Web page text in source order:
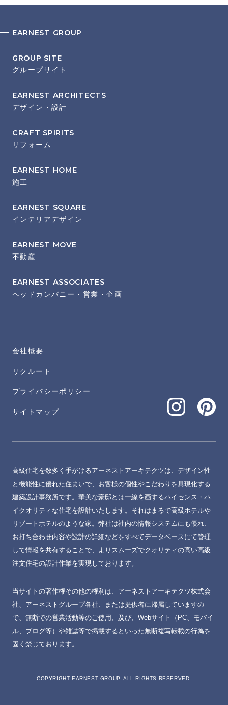
EARNEST GROUP
GROUP SITE
グループサイト
EARNEST ARCHITECTS
デザイン・設計
CRAFT SPIRITS
リフォーム
EARNEST HOME
施工
EARNEST SQUARE
インテリアデザイン
EARNEST MOVE
不動産
EARNEST ASSOCIATES
ヘッドカンパニー・営業・企画
会社概要
リクルート
プライバシーポリシー
サイトマップ
高級住宅を数多く手がけるアーネストアーキテクツは、デザイン性
と機能性に優れた住まいで、お客様の個性やこだわりを具現化する
建築設計事務所です。華美な豪邸とは一線を画するハイセンス・ハ
イクオリティな住宅を設計いたします。それはまるで高級ホテルや
リゾートホテルのような家。弊社は社内の情報システムにも優れ、
お打ち合わせ内容や設計の詳細などをすべてデータベースにて管理
して情報を共有することで、よりスムーズでクオリティの高い高級
注文住宅の設計作業を実現しております。
当サイトの著作権その他の権利は、アーネストアーキテクツ株式会
社、アーネストグループ各社、または提供者に帰属していますの
で、無断での営業活動等のご使用、及び、Webサイト（PC、モバイ
ル、ブログ等）や雑誌等で掲載するといった無断複写転載の行為を
固く禁じております。
COPYRIGHT EARNEST GROUP. ALL RIGHTS RESERVED.